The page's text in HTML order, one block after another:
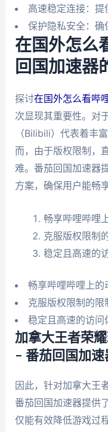
高速稳定连接：提
保护隐私安全：确
在国外怎么
回国加速器
探讨在国外怎么看哔
次显现其重要性。对
（Bilibili）代表着丰
而，由于版权限制，
难。番茄回国加速器
方案，确保用户能畅
畅享哔哩哔哩
克服版权限制
稳定且高速的
畅享哔哩哔哩上的
克服版权限制的限
稳定且高速的访问
加拿大王者荣
– 番茄回国加速
因此，针对加拿大王
番茄回国加速器提供
仅能有效降低游戏过